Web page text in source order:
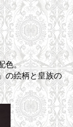
色。
の絵柄と皇族の